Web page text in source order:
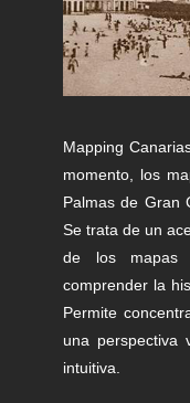
Mapping
momento, los
Palmas de Gran
Se trata de un
de los mapas
comprender la
Permite
una perspectiva
intuitiva.